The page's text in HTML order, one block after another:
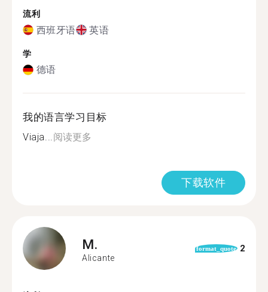
流利
西班牙语 英语
学
德语
我的语言学习目标
Viaja...阅读更多
下载软件
M.
Alicante
format_quote 2